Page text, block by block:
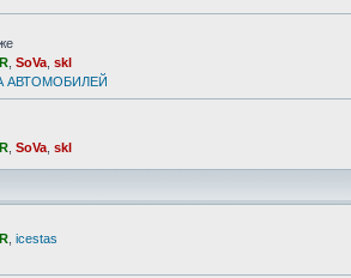
SoVa skl
АВТОМОБИЛЕЙ
SoVa skl
icestas